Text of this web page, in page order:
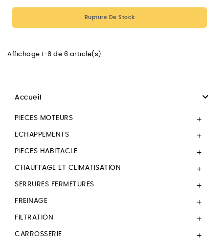
Rupture De Stock
Affichage 1-6 de 6 article(s)
Accueil 
PIECES MOTEURS 
ECHAPPEMENTS 
PIECES HABITACLE 
CHAUFFAGE ET CLIMATISATION 
SERRURES FERMETURES 
FREINAGE 
FILTRATION 
CARROSSERIE 